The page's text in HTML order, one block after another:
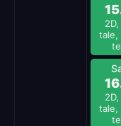
tale,
tale,